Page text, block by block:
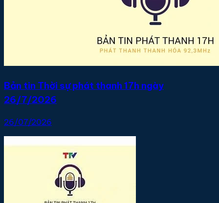
Bản tin Thời sự phát thanh 17h ngày
26/7/2026
26/07/2026